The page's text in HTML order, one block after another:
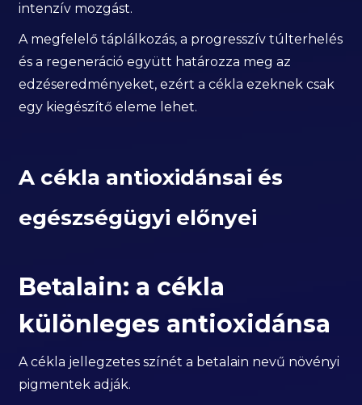
intenzív mozgást.
A megfelelő táplálkozás, a progresszív túlterhelés
és a regeneráció együtt határozza meg az
edzéseredményeket, ezért a cékla ezeknek csak
egy kiegészítő eleme lehet.
A cékla antioxidánsai és
egészségügyi előnyei
Betalain: a cékla
különleges antioxidánsa
A cékla jellegzetes színét a betalain nevű növényi
pigmentek adják.